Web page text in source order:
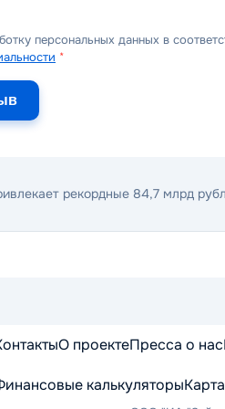
персональных данных в
*
рекордные 84,7 млрд
О проектеПресса о нас
калькуляторы